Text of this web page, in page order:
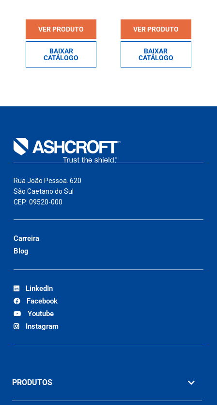
VER PRODUTO
BAIXAR
CATÁLOGO
VER PRODUTO
BAIXAR
CATÁLOGO
Rua João Pessoa. 620
São Caetano do Sul
CEP: 09520-000
Carreira
Blog
LinkedIn
Facebook
Youtube
Instagram
PRODUTOS